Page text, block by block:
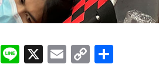
Facebook
Line
X Email
Copy